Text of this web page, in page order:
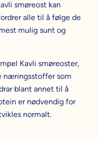
smøreost kan
alle til å følge de
mulig sunt og
Kavli smøreoster,
næringsstoffer som
blant annet til å
er nødvendig for
normalt.